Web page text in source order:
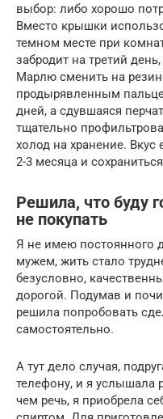
выбор: либо хорошо
Вместо крышки
темном месте при
забродит на третий
Марлю сменить на
продырявленным
дней, а сдувшаяся
тщательно
холод на хранение. Вкус
2-3 месяца и
Решила, что буду
не покупать
Я не имею постоянного
мужем, жить стало
безусловно,
дорогой. Подумав и
решила попробовать
самостоятельно.
А тут дело случая,
телефону, и я услышала
чем речь, я приобрела